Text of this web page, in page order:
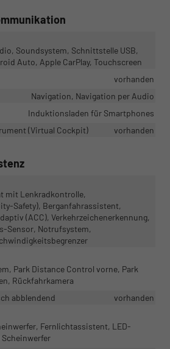
Soundsystem, Schnittstelle USB,
Auto, Apple CarPlay, Touchscreen
vorhanden
Navigation, Navigation per Audio
Induktionsladen für Smartphones
(Virtual Cockpit)
vorhanden
mit Lenkradkontrolle,
Safety), Berganfahrassistent,
(ACC), Verkehrzeichenerkennung,
Sensor, Notrufsystem,
Park Distance Control vorne, Park
Rückfahrkamera
abblendend
vorhanden
Fernlichtassistent, LED-